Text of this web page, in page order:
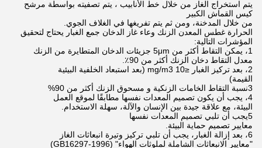
يتم استخراج الغاز من خلال خط الأنابيب ، يتم تصفيته بواسطة مرشح
كيس القماش الكبير
من خلال المدخنة، ومن ثم يتم تفريغها في الغلاف الجوي.
الحرارة غطس المعدن الزنك وعاء غاز الدخان جمع الغبار يحتاج لتحقيق
المؤشرات التالية:
1، يمكن التقاط أكثر من 5μm جزيئات الدخان المتطايرة من الزنك
معدل التقاط دخان الزنك أكثر من 90٪.
2، بعد تركيز الغبار ≤10 mg/m3 (بعد استبعاد الخلفية البيئية
القيمة)
3نسبة التقاط الخامات الزنكية و مسحوق الزنك أكثر من 90%
4، يجب أن يكون تصميم المعدات نفسها مطابقًا لموقع العمل
البيئة، مع علاقة جيدة بين الإنسان والآلة، سهلة الاستخدام.
5يجب أن تلبي تصميم المعدات نفسها
معايير تصميم حماية البيئة.
6، بعد إزالة الغبار، يجب أن تلبي تركيز وتيرة انبعاثات الغاز
"معايير الانبعاثات الشاملة لملوثات الهواء" (GB16297-1996)